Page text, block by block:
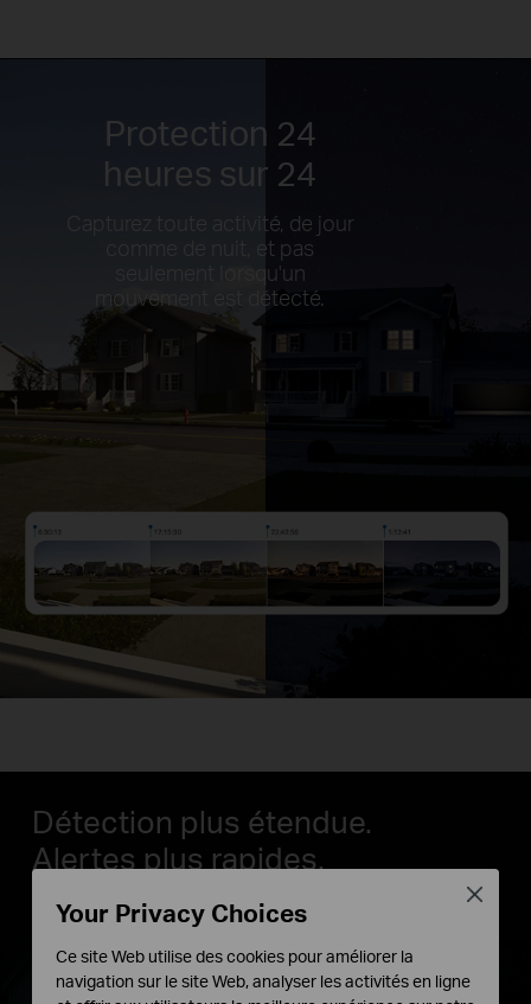
Protection 24
heures sur 24
Capturez toute activité, de jour
comme de nuit, et pas
seulement lorsqu'un
mouvement est détecté.
Détection plus étendue.
Alertes plus rapides.
Aucun mouvement manqué.
Détecte les mouvements jusqu'à 18 mètres. Une
portée accrue et une détection de mouvement
Your Privacy Choices
Ce site Web utilise des cookies pour améliorer la
navigation sur le site Web, analyser les activités en ligne
Close